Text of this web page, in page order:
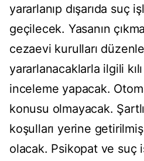
yararlanıp dışarıda suç
geçilecek. Yasanın
cezaevi kurulları
yararlanacaklarla ilgili
inceleme yapacak.
konusu olmayacak.
koşulları yerine
olacak. Psikopat ve suç